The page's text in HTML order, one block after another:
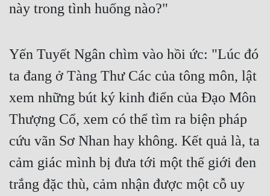
Cạnh Kỹ
Cổ Tiên Hiệp
Cổ Đại
Dị Giới
này trong tình huống nào?"
Yến Tuyết Ngân chìm vào hồi ức: "Lúc đó
ta đang ở Tàng Thư Các của tông môn, lật
xem những bút ký kinh điển của Đạo Môn
Thượng Cổ, xem có thể tìm ra biện pháp
cứu vãn Sơ Nhan hay không. Kết quả là, ta
cảm giác mình bị đưa tới một thế giới đen
trắng đặc thù, cảm nhận được một cỗ uy